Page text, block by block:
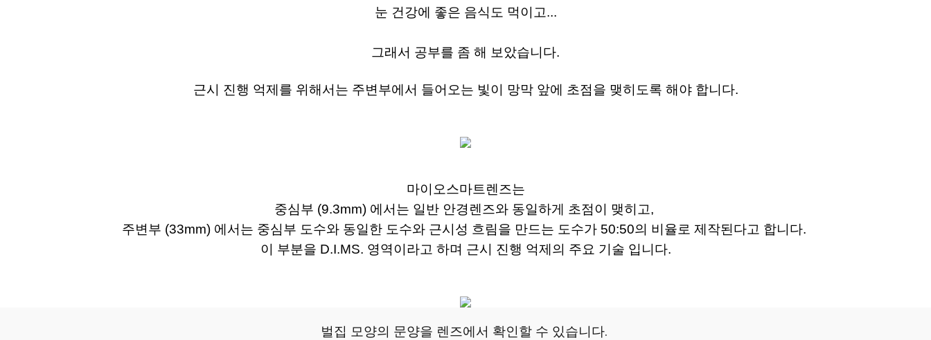
눈 건강에 좋은 음식도 먹이고...
그래서 공부를 좀 해 보았습니다.
근시 진행 억제를 위해서는 주변부에서 들어오는 빛이 망막 앞에 초점을 맺히도록 해야 합니다.
마이오스마트렌즈는
중심부 (9.3mm) 에서는 일반 안경렌즈와 동일하게 초점이 맺히고,
주변부 (33mm) 에서는 중심부 도수와 동일한 도수와 근시성 흐림을 만드는 도수가 50:50의 비율로 제작된다고 합니다.
이 부분을 D.I.MS. 영역이라고 하며 근시 진행 억제의 주요 기술 입니다.
벌집 모양의 문양을 렌즈에서 확인할 수 있습니다.